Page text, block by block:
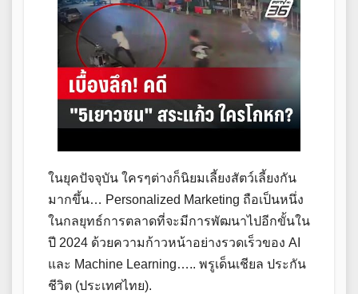
ในยุคปัจจุบัน ใครๆต่างก็นิยมเลี้ยงสัตว์เลี้ยงกัน
มากขึ้น… Personalized Marketing ถือเป็นหนึ่ง
ในกลยุทธ์การตลาดที่จะมีการพัฒนาไปอีกขั้นใน
ปี 2024 ด้วยความก้าวหน้าอย่างรวดเร็วของ AI
และ Machine Learning….. พรูเด็นเชียล ประกัน
ชีวิต (ประเทศไทย).